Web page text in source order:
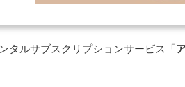
タルサブスクリプションサービス「